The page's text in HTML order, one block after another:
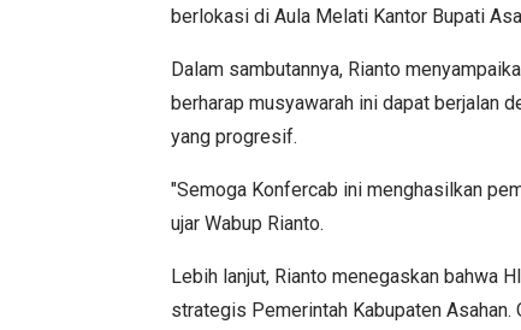
berlokasi di Aula Melati Kantor Bupati
Dalam sambutannya, Rianto
berharap musyawarah ini dapat berjalan
yang progresif.
"Semoga Konfercab ini menghasilkan
ujar Wabup Rianto.
Lebih lanjut, Rianto menegaskan bahwa
strategis Pemerintah Kabupaten